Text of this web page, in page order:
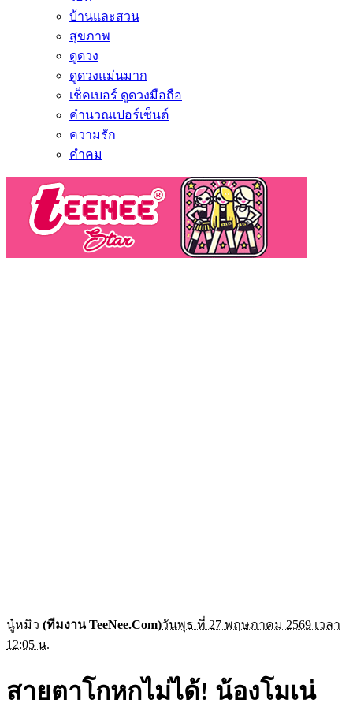
บ้านและสวน
สุขภาพ
ดูดวง
ดูดวงแม่นมาก
เช็คเบอร์ ดูดวงมือถือ
คำนวณเปอร์เซ็นต์
ความรัก
คำคม
นู๋หมิว (ทีมงาน TeeNee.Com)วันพุธ ที่ 27 พฤษภาคม 2569 เวลา
12:05 น.
สายตาโกหกไม่ได้! น้องโมเน่